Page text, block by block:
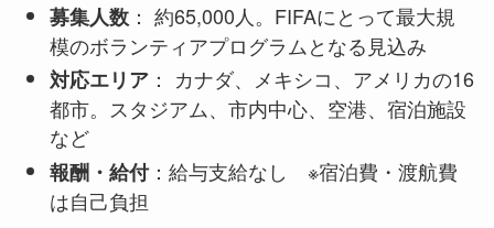
募集人数： 約65,000人。FIFAにとって最大規
模のボランティアプログラムとなる見込み
対応エリア： カナダ、メキシコ、アメリカの16
都市。スタジアム、市内中心、空港、宿泊施設
など
報酬・給付：給与支給なし ※宿泊費・渡航費
は自己負担